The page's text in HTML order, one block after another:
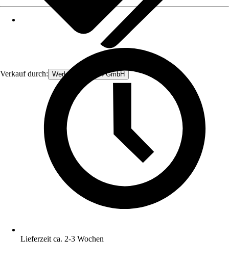
Verkauf durch: Werkzeugstore24 GmbH
Lieferzeit ca. 2-3 Wochen